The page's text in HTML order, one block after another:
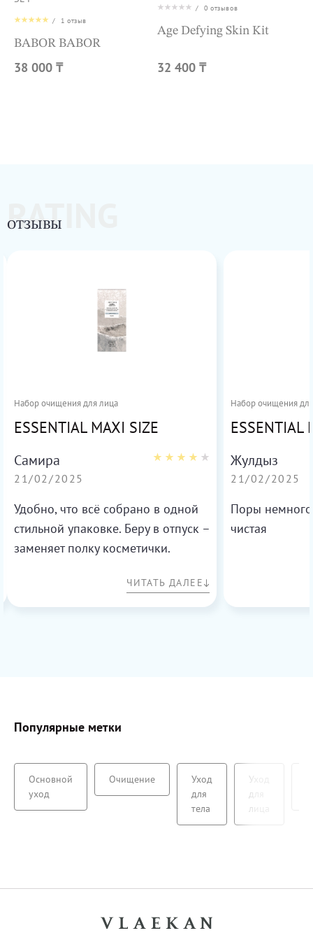
/ 1 отзыв
BABOR BABOR
38 000 ₸
/ 0 отзывов
Age Defying Skin Kit
32 400 ₸
RATING
ОТЗЫВЫ
Набор очищения для лица
ESSENTIAL MAXI SIZE
Самира
21/02/2025
Удобно, что всё собрано в одной
стильной упаковке. Беру в отпуск –
заменяет полку косметички.
профессионального ухода.ЧИТАТЬ ДАЛЕЕ
Набор очищения
ESSENTIAL
Жулдыз
21/02/2025
Поры немного
чистая
Популярные метки
Основной
уход
Очищение
Уход
для
тела
Уход
для
лица